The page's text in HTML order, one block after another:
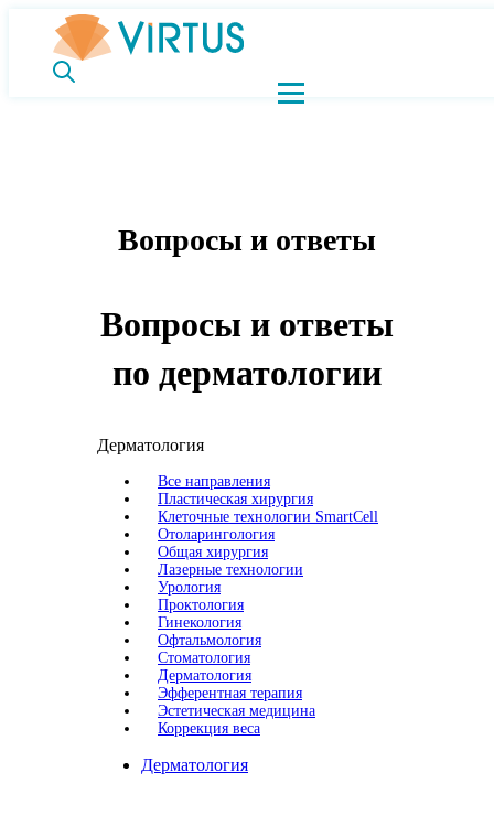
Вопросы и ответы
Вопросы и ответы
по дерматологии
Дерматология
Все направления
Пластическая хирургия
Клеточные технологии SmartCell
Отоларингология
Общая хирургия
Лазерные технологии
Урология
Проктология
Гинекология
Офтальмология
Стоматология
Дерматология
Эфферентная терапия
Эстетическая медицина
Коррекция веса
Дерматология